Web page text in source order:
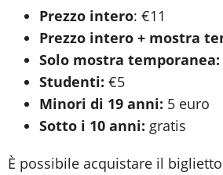
Prezzo intero: €11
Prezzo intero + mostra
Solo mostra temporanea:
Studenti: €5
Minori di 19 anni: 5 euro
Sotto i 10 anni: gratis
È possibile acquistare il